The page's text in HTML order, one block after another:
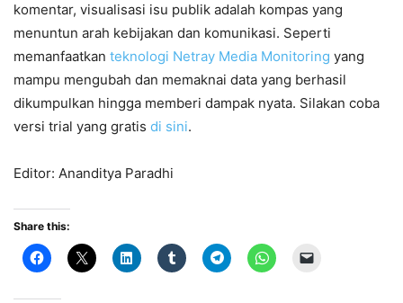
komentar, visualisasi isu publik adalah kompas yang
menuntun arah kebijakan dan komunikasi. Seperti
memanfaatkan teknologi Netray Media Monitoring yang
mampu mengubah dan memaknai data yang berhasil
dikumpulkan hingga memberi dampak nyata. Silakan coba
versi trial yang gratis di sini.
Editor: Ananditya Paradhi
Share this: